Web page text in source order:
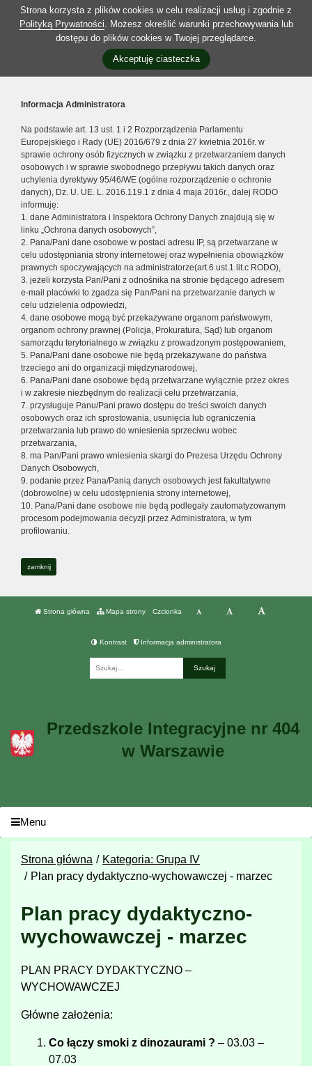
Strona korzysta z plików cookies w celu realizacji usług i zgodnie z
Polityką Prywatności. Możesz określić warunki przechowywania lub
dostępu do plików cookies w Twojej przeglądarce.
Akceptuję ciasteczka
Informacja Administratora
Na podstawie art. 13 ust. 1 i 2 Rozporządzenia Parlamentu
Europejskiego i Rady (UE) 2016/679 z dnia 27 kwietnia 2016r. w
sprawie ochrony osób fizycznych w związku z przetwarzaniem danych
osobowych i w sprawie swobodnego przepływu takich danych oraz
uchylenia dyrektywy 95/46/WE (ogólne rozporządzenie o ochronie
danych), Dz. U. UE. L. 2016.119.1 z dnia 4 maja 2016r., dalej RODO
informuję:
1. dane Administratora i Inspektora Ochrony Danych znajdują się w
linku „Ochrona danych osobowych”,
2. Pana/Pani dane osobowe w postaci adresu IP, są przetwarzane w
celu udostępniania strony internetowej oraz wypełnienia obowiązków
prawnych spoczywających na administratorze(art.6 ust.1 lit.c RODO),
3. jeżeli korzysta Pan/Pani z odnośnika na stronie będącego adresem
e-mail placówki to zgadza się Pan/Pani na przetwarzanie danych w
celu udzielenia odpowiedzi,
4. dane osobowe mogą być przekazywane organom państwowym,
organom ochrony prawnej (Policja, Prokuratura, Sąd) lub organom
samorządu terytorialnego w związku z prowadzonym postępowaniem,
5. Pana/Pani dane osobowe nie będą przekazywane do państwa
trzeciego ani do organizacji międzynarodowej,
6. Pana/Pani dane osobowe będą przetwarzane wyłącznie przez okres
i w zakresie niezbędnym do realizacji celu przetwarzania,
7. przysługuje Panu/Pani prawo dostępu do treści swoich danych
osobowych oraz ich sprostowania, usunięcia lub ograniczenia
przetwarzania lub prawo do wniesienia sprzeciwu wobec
przetwarzania,
8. ma Pan/Pani prawo wniesienia skargi do Prezesa Urzędu Ochrony
Danych Osobowych,
9. podanie przez Pana/Panią danych osobowych jest fakultatywne
(dobrowolne) w celu udostępnienia strony internetowej,
10. Pana/Pani dane osobowe nie będą podlegały zautomatyzowanym
procesom podejmowania decyzji przez Administratora, w tym
profilowaniu.
zamknij
Strona główna Mapa strony Czcionka
Kontrast Informacja administratora
Przedszkole Integracyjne nr 404
w Warszawie
Menu
Strona główna
Kategoria: Grupa IV
Plan pracy dydaktyczno-wychowawczej - marzec
Plan pracy dydaktyczno-
wychowawczej - marzec
PLAN PRACY DYDAKTYCZNO –
WYCHOWAWCZEJ
Główne założenia:
Co łączy smoki z dinozaurami ? – 03.03 –
07.03